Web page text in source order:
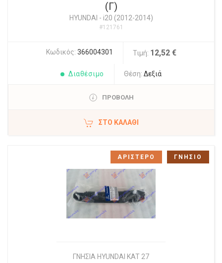
(Γ)
HYUNDAI - i20 (2012-2014)
#121761
Κωδικός: 366004301 Τιμή: 12,52 €
Διαθέσιμο Θέση: Δεξιά
ΠΡΟΒΟΛΗ
ΣΤΟ ΚΑΛΆΘΙ
ΓΝΗΣΙΑ HYUNDAI KAT 27
ΑΡΙΣΤΕΡΟ ΓΝΗΣΙΟ